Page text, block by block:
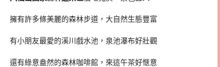
擁有許多條美麗的森林步道，大自然生態豐富
有小朋友最愛的溪川戲水池，泉池瀑布好壯觀
還有綠意盎然的森林咖啡館，來這午茶好愜意